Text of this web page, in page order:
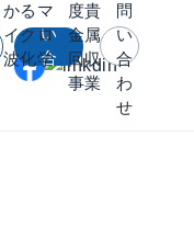
問
い
合
わ
かるマ
イクロ
波化学
度貴
金属
回収
事業​
問
い
合
わ
せ